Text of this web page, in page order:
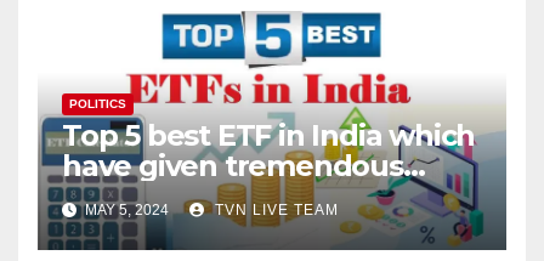
POLITICS
Top 5 best ETF in India which
have given tremendous
returns
MAY 5, 2024 TVN LIVE TEAM